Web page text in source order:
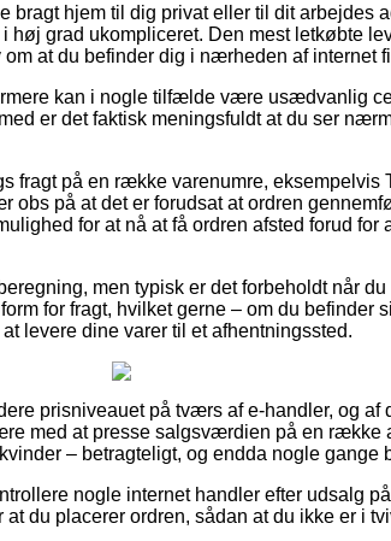
bragt hjem til dig privat eller til dit arbejdes
grad ukompliceret. Den mest letkøbte
at du befinder dig i nærheden af internet
kan i nogle tilfælde være usædvanlig
er det faktisk meningsfuldt at du ser
fragt på en række varenumre, eksempelvis
obs på at det er forudsat at ordren
for at nå at få ordren afsted forud for
men typisk er det forbeholdt når
for fragt, hvilket gerne – om du befinder
levere dine varer til et afhentningssted.
prisniveauet på tværs af e-handler, og af
med at presse salgsværdien på en række
– betragteligt, og endda nogle gange
nogle internet handler efter udsalg
du placerer ordren, sådan at du ikke er i